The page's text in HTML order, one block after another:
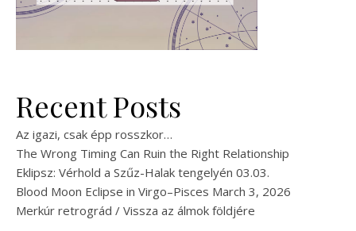
Recent Posts
Az igazi, csak épp rosszkor…
The Wrong Timing Can Ruin the Right Relationship
Eklipsz: Vérhold a Szűz-Halak tengelyén 03.03.
Blood Moon Eclipse in Virgo–Pisces March 3, 2026
Merkúr retrográd / Vissza az álmok földjére